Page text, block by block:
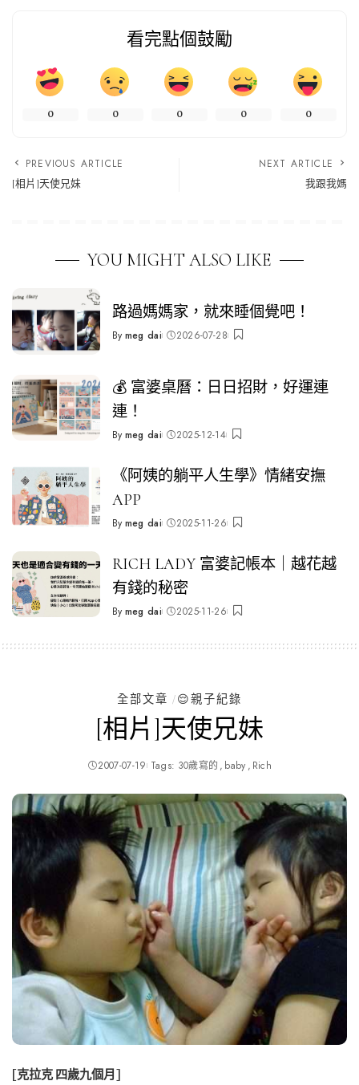
看完點個鼓勵
0 0 0 0 0
PREVIOUS ARTICLE
[相片]天使兄妹
NEXT ARTICLE
我跟我媽
YOU MIGHT ALSO LIKE
路過媽媽家，就來睡個覺吧！
Posted
By meg dai 2026-07-28
💰 富婆桌曆：日日招財，好運連
連！
Posted
By meg dai 2025-12-14
《阿姨的躺平人生學》情緒安撫
APP
Posted
By meg dai 2025-11-26
RICH LADY 富婆記帳本｜越花越
有錢的秘密
Posted
By meg dai 2025-11-26
全部文章 😌親子紀錄
[相片]天使兄妹
2007-07-19 Tags: 30歲寫的 baby Rich
[克拉克 四歲九個月